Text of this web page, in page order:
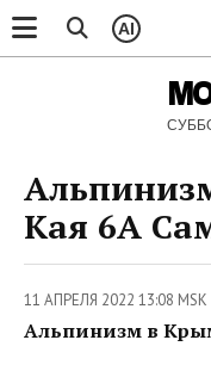
AI
Кая 6А
11 АПРЕЛЯ 2022 13:08 MSK
Альпинизм в